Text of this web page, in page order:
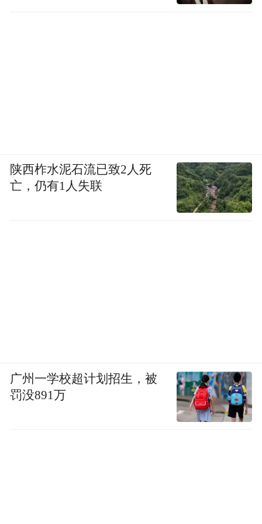
陕西柞水泥石流已致2人死
亡，仍有1人失联
广州一学校超计划招生，被
罚没891万